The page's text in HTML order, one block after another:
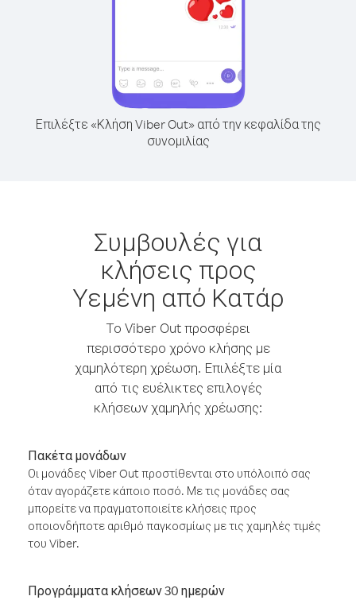
Επιλέξτε «Κλήση Viber Out» από την κεφαλίδα της
συνομιλίας
Συμβουλές για
κλήσεις προς
Υεμένη από Κατάρ
Το Viber Out προσφέρει
περισσότερο χρόνο κλήσης με
χαμηλότερη χρέωση. Επιλέξτε μία
από τις ευέλικτες επιλογές
κλήσεων χαμηλής χρέωσης:
Πακέτα μονάδων
Οι μονάδες Viber Out προστίθενται στο υπόλοιπό σας
όταν αγοράζετε κάποιο ποσό. Με τις μονάδες σας
μπορείτε να πραγματοποιείτε κλήσεις προς
οποιονδήποτε αριθμό παγκοσμίως με τις χαμηλές τιμές
του Viber.
Προγράμματα κλήσεων 30 ημερών